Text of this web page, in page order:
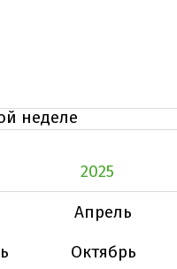
неделе
2025
Апрель
Октябрь